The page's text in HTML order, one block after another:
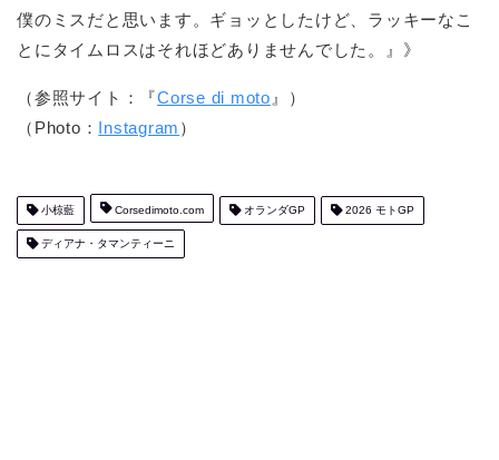
僕のミスだと思います。ギョッとしたけど、ラッキーなこ
とにタイムロスはそれほどありませんでした。』》
（参照サイト：『Corse di moto 』）
（Photo： Instagram ）
小椋藍 Corsedimoto.com オランダGP 2026 モトGP
ディアナ・タマンティーニ